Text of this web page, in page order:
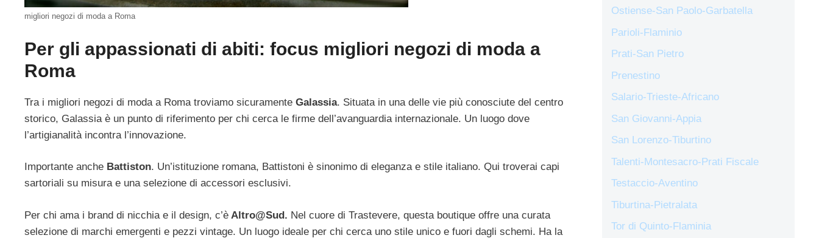
migliori negozi di moda a Roma
Per gli appassionati di abiti: focus migliori negozi di moda a
Roma
Tra i migliori negozi di moda a Roma troviamo sicuramente Galassia. Situata in una delle vie più conosciute del centro
storico, Galassia è un punto di riferimento per chi cerca le firme dell’avanguardia internazionale. Un luogo dove
l’artigianalità incontra l’innovazione.
Importante anche Battiston. Un’istituzione romana, Battistoni è sinonimo di eleganza e stile italiano. Qui troverai capi
sartoriali su misura e una selezione di accessori esclusivi.
Per chi ama i brand di nicchia e il design, c’è Altro@Sud. Nel cuore di Trastevere, questa boutique offre una curata
selezione di marchi emergenti e pezzi vintage. Un luogo ideale per chi cerca uno stile unico e fuori dagli schemi. Ha la
Ostiense-San Paolo-Garbatella
Parioli-Flaminio
Prati-San Pietro
Prenestino
Salario-Trieste-Africano
San Giovanni-Appia
San Lorenzo-Tiburtino
Talenti-Montesacro-Prati Fiscale
Testaccio-Aventino
Tiburtina-Pietralata
Tor di Quinto-Flaminia